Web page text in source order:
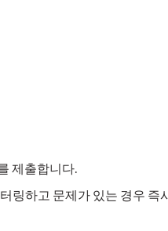
제출합니다.
링하고 문제가 있는 경우 즉